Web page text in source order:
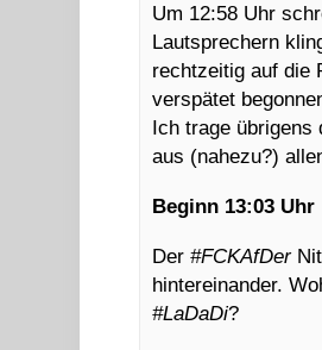
Um 12:58 Uhr
Lautsprechern
rechtzeitig auf die
verspätet
Ich trage übrigens
aus (nahezu?)
Beginn 13:03 Uhr
Der#FCKAfDer
hintereinander.
#LaDaDi?